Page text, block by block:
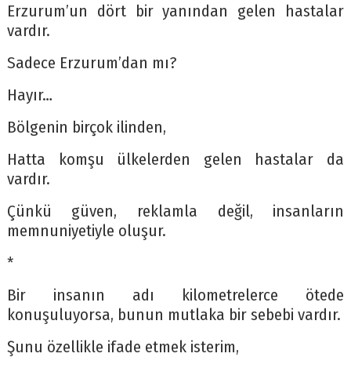
Erzurum’un dört bir yanından gelen hastalar
vardır.
Sadece Erzurum’dan mı?
Hayır…
Bölgenin birçok ilinden,
Hatta komşu ülkelerden gelen hastalar da
vardır.
Çünkü güven, reklamla değil, insanların
memnuniyetiyle oluşur.
*
Bir insanın adı kilometrelerce ötede
konuşuluyorsa, bunun mutlaka bir sebebi vardır.
Şunu özellikle ifade etmek isterim,